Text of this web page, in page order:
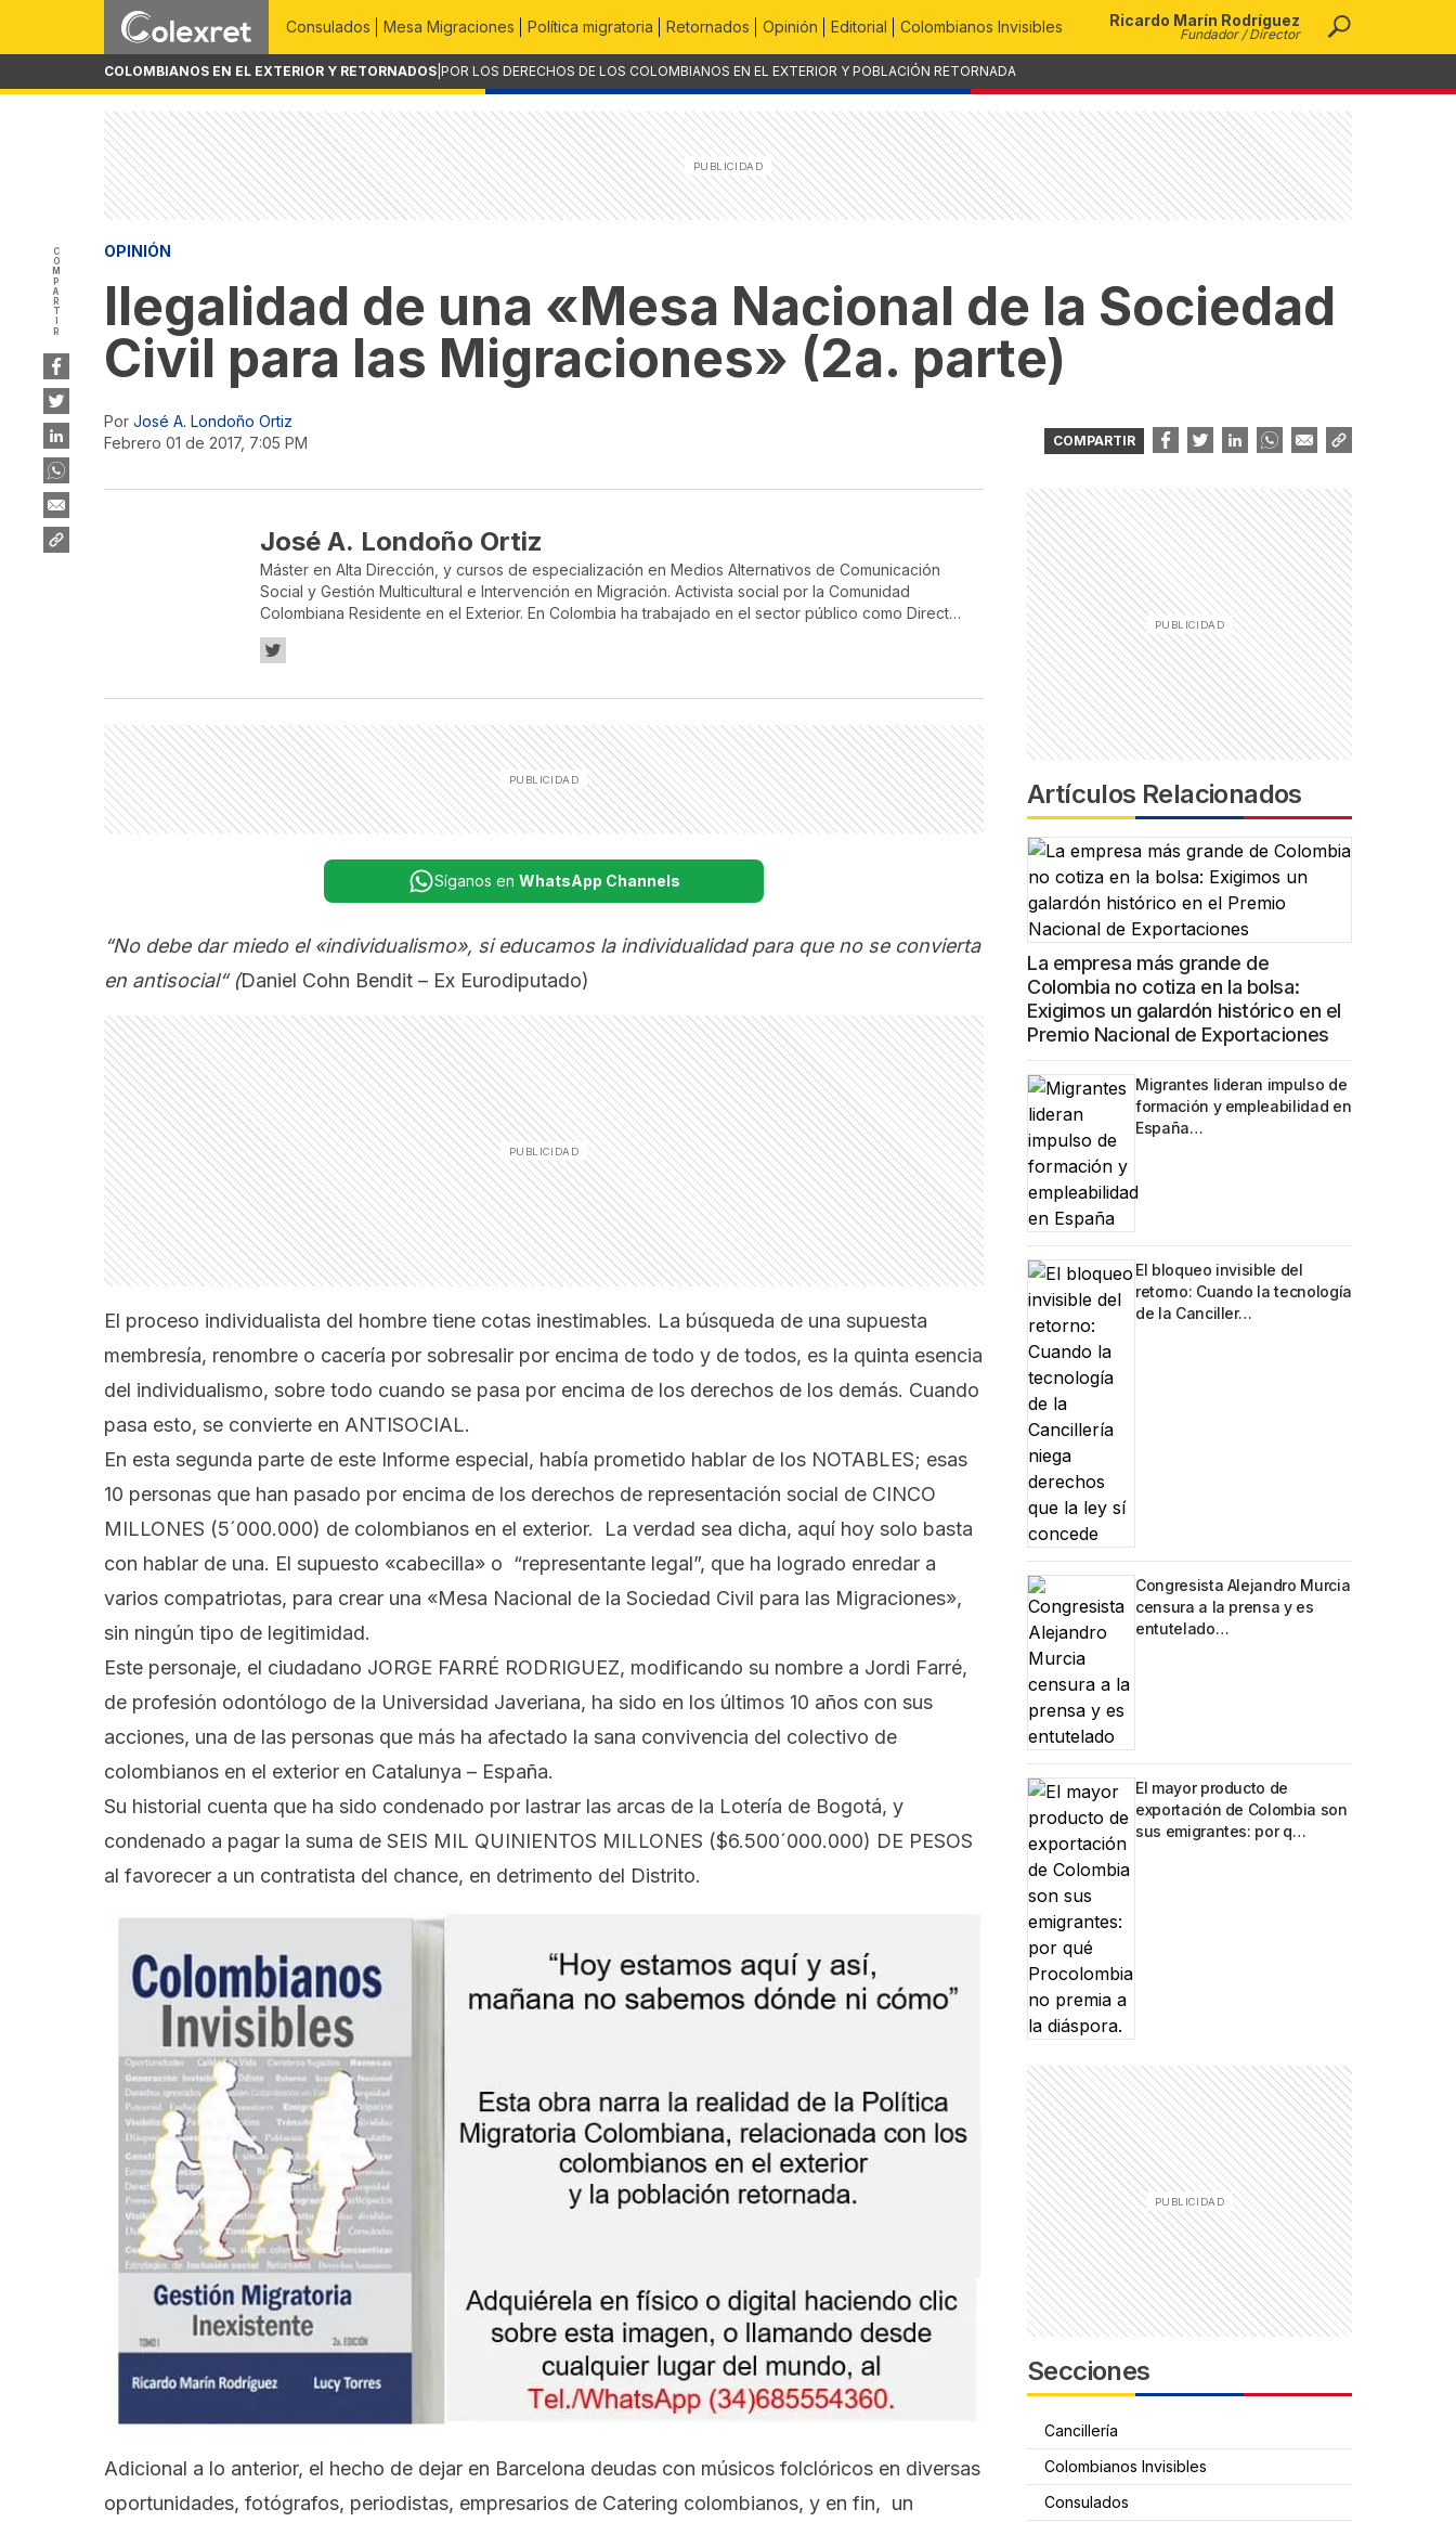
Consulados Mesa Migraciones Política migratoria Retornados Opinión Editorial Colombianos Invisibles Ricardo Marín Rodríguez
Fundador / Director
COLOMBIANOS EN EL EXTERIOR Y RETORNADOS POR LOS DERECHOS DE LOS COLOMBIANOS EN EL EXTERIOR Y POBLACIÓN RETORNADA
COMPARTIR OPINIÓN
Ilegalidad de una «Mesa Nacional de la Sociedad
Civil para las Migraciones» (2a. parte)
Por José A. Londoño Ortiz
febrero 01 de 2017, 7:05 PM
COMPARTIR
José A. Londoño Ortiz
Máster en Alta Dirección, y cursos de especialización en Medios Alternativos de Comunicación
Social y Gestión Multicultural e Intervención en Migración. Activista social por la Comunidad
Colombiana Residente en el Exterior. En Colombia ha trabajado en el sector público como Director
de Planeación y asesor en varios Pueblos de Cundinamarca. En el sector privado, como Gestor
de Promoción y Desarrollo Empresarial en Gremios como ACOPI Seccional Tolima. Ha trabajado en
Cundinamarca, Eje Cafetero.
Síganos en WhatsApp Channels
“No debe dar miedo el «individualismo», si educamos la individualidad para que no se convierta
en antisocial“(Daniel Cohn Bendit – Ex Eurodiputado)
El proceso individualista del hombre tiene cotas inestimables. La búsqueda de una supuesta
membresía, renombre o cacería por sobresalir por encima de todo y de todos, es la quinta esencia
del individualismo, sobre todo cuando se pasa por encima de los derechos de los demás. Cuando
pasa esto, se convierte en ANTISOCIAL.
En esta segunda parte de este Informe especial, había prometido hablar de los NOTABLES; esas
10 personas que han pasado por encima de los derechos de representación social de CINCO
MILLONES (5´000.000) de colombianos en el exterior. La verdad sea dicha, aquí hoy solo basta
con hablar de una. El supuesto «cabecilla» o “representante legal”, que ha logrado enredar a
varios compatriotas, para crear una «Mesa Nacional de la Sociedad Civil para las Migraciones»,
sin ningún tipo de legitimidad.
Este personaje, el ciudadano JORGE FARRÉ RODRIGUEZ, modificando su nombre a Jordi Farré,
de profesión odontólogo de la Universidad Javeriana, ha sido en los últimos 10 años con sus
acciones, una de las personas que más ha afectado la sana convivencia del colectivo de
colombianos en el exterior en Catalunya – España.
Su historial cuenta que ha sido condenado por lastrar las arcas de la Lotería de Bogotá, y
condenado a pagar la suma de SEIS MIL QUINIENTOS MILLONES ($6.500´000.000) DE PESOS
al favorecer a un contratista del chance, en detrimento del Distrito.
Adicional a lo anterior, el hecho de dejar en Barcelona deudas con músicos folclóricos en diversas
oportunidades, fotógrafos, periodistas, empresarios de Catering colombianos, y en fin, un
Artículos Relacionados
La empresa más grande de
Colombia no cotiza en la bolsa:
Exigimos un galardón histórico en el
Premio Nacional de Exportaciones
Migrantes lideran impulso de
formación y empleabilidad en
España…
El bloqueo invisible del
retorno: Cuando la tecnología
de la Canciller…
Congresista Alejandro Murcia
censura a la prensa y es
entutelado…
El mayor producto de
exportación de Colombia son
sus emigrantes: por q…
Secciones
Cancillería
Colombianos Invisibles
Consulados